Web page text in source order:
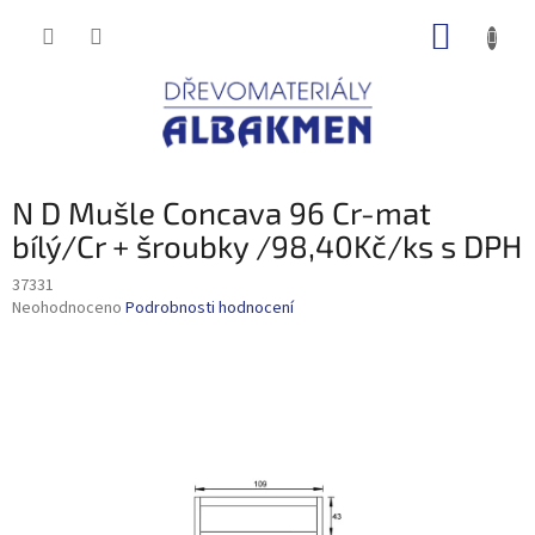
N D Mušle Concava 96 Cr-mat
bílý/Cr + šroubky /98,40Kč/ks s DPH
37331
Průměrné
Neohodnoceno Podrobnosti hodnocení